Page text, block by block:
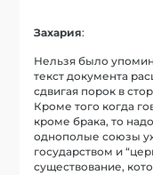
Захария:
Нельзя было
текст документа
сдвигая порок в
Кроме того когда
кроме брака, то
однополые союзы
государством и
существование,